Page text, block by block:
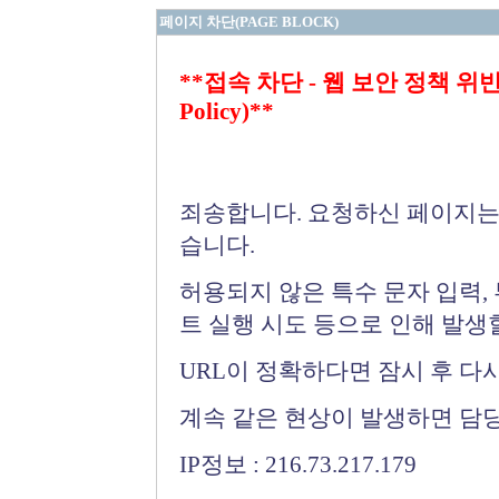
페이지 차단(PAGE BLOCK)
**접속 차단 - 웹 보안 정책 위
Policy)**
죄송합니다. 요청하신 페이지
습니다.
허용되지 않은 특수 문자 입력
트 실행 시도 등으로 인해 발생
URL이 정확하다면 잠시 후 다
계속 같은 현상이 발생하면 담
IP정보 : 216.73.217.179